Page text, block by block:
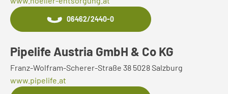
06462/2440-0
Pipelife Austria GmbH & Co KG
Franz-Wolfram-Scherer-Straße 38 5028 Salzburg
www.pipelife.at